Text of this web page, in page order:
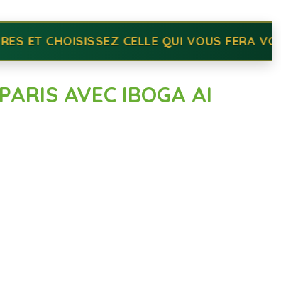
FERA VOYAGER. • BIENVENUE À
AVEC IBOGA AI